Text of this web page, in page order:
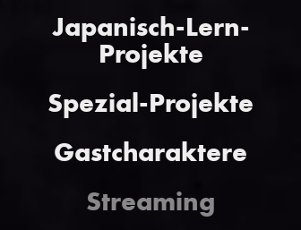
Japanisch-Lern-
Projekte
Spezial-Projekte
Gastcharaktere
Streaming